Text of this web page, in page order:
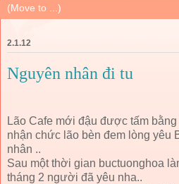
2.1.12
Nguyên nhân đi tu
Lão Cafe mới đậu được tấm
nhận chức lão bèn đem lòng yêu
nhân ..
Sau một thời gian buctuonghoa
tháng 2 người đã yêu nha..